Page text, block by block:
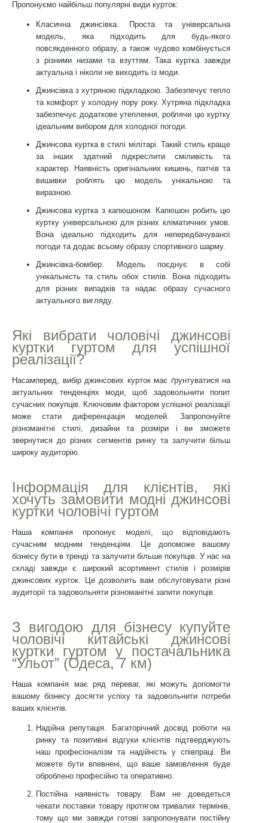
Пропонуємо найбільш популярні види курток:
Класична джинсівка. Проста та універсальна
модель, яка підходить для будь-якого
повсякденного образу, а також чудово комбінується
з різними низами та взуттям. Така куртка завжди
актуальна і ніколи не виходить із моди.
Джинсівка з хутряною підкладкою. Забезпечує тепло
та комфорт у холодну пору року. Хутряна підкладка
забезпечує додаткове утеплення, роблячи цю куртку
ідеальним вибором для холодної погоди.
Джинсова куртка в стилі мілітарі. Такий стиль краще
за інших здатний підкреслити сміливість та
характер. Наявність оригінальних кишень, патчів та
вишивки роблять цю модель унікальною та
виразною.
Джинсова куртка з капюшоном. Капюшон робить цю
куртку універсальною для різних кліматичних умов.
Вона ідеально підходить для непередбачуваної
погоди та додає всьому образу спортивного шарму.
Джинсівка-бомбер. Модель поєднує в собі
унікальність та стиль обох стилів. Вона підходить
для різних випадків та надає образу сучасного
актуального вигляду.
Які вибрати чоловічі джинсові
куртки гуртом для успішної
реалізації?
Насамперед, вибір джинсових курток має ґрунтуватися на
актуальних тенденціях моди, щоб задовольнити попит
сучасних покупців. Ключовим фактором успішної реалізації
може стати диференціація моделей. Запропонуйте
різноманітні стилі, дизайни та розміри і ви зможете
звернутися до різних сегментів ринку та залучити більш
широку аудиторію.
Інформація для клієнтів, які
хочуть замовити модні джинсові
куртки чоловічі гуртом
Наша компанія пропонує моделі, що відповідають
сучасним модним тенденціям. Це допоможе вашому
бізнесу бути в тренді та залучити більше покупців. У нас на
складі завжди є широкий асортимент стилів і розмірів
джинсових курток. Це дозволить вам обслуговувати різні
аудиторії та задовольняти різноманітні запити покупців.
З вигодою для бізнесу купуйте
чоловічі китайські джинсові
куртки гуртом у постачальника
“Ульот” (Одеса, 7 км)
Наша компанія має ряд переваг, які можуть допомогти
вашому бізнесу досягти успіху та задовольнити потреби
ваших клієнтів.
Надійна репутація.
Багаторічний досвід роботи на
ринку та позитивні відгуки клієнтів підтверджують
наш професіоналізм та надійність у співпраці. Ви
можете бути впевнені, що ваше замовлення буде
оброблено професійно та оперативно.
Постійна наявність товару.
Вам не доведеться
чекати поставки товару протягом тривалих термінів,
тому що ми завжди готові запропонувати постійну